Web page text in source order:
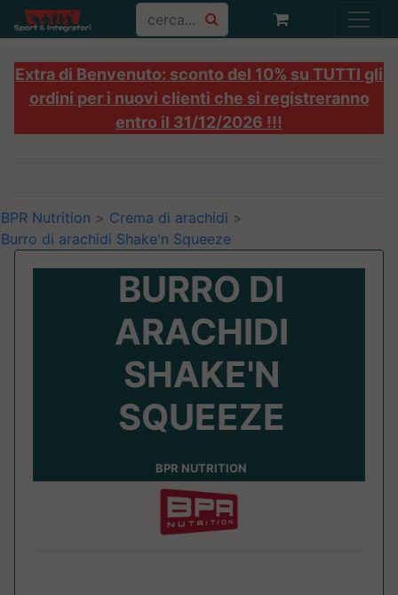
Extra di Benvenuto: sconto del 10% su TUTTI gli
ordini per i nuovi clienti che si registreranno
entro il 31/12/2026 !!!
BPR Nutrition > Crema di arachidi >
Burro di arachidi Shake'n Squeeze
BURRO DI
ARACHIDI
SHAKE'N
SQUEEZE
BPR NUTRITION